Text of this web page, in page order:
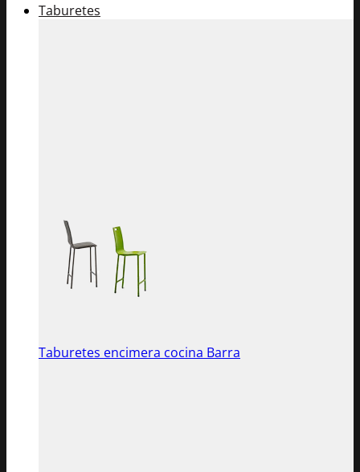
Taburetes
Taburetes encimera cocina Barra